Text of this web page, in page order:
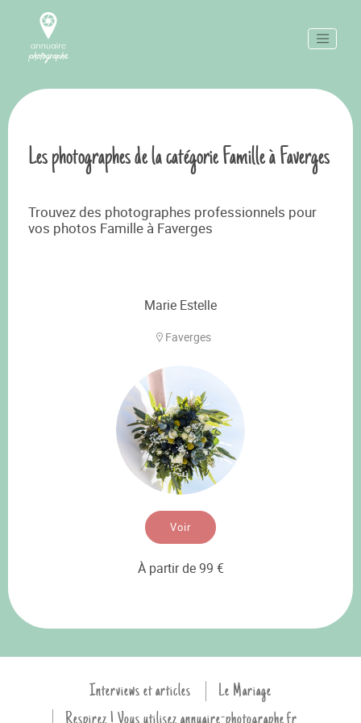
Les photographes de la catégorie Famille à Faverges
Trouvez des photographes professionnels pour
vos photos Famille à Faverges
Marie Estelle
Faverges
Voir
À partir de 99 €
Interviews et articles
Le Mariage